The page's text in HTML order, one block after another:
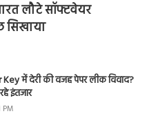
लौटे सॉफ्टवेयर
सिखाया
में देरी की वजह पेपर लीक विवाद?
इंतजार
PM